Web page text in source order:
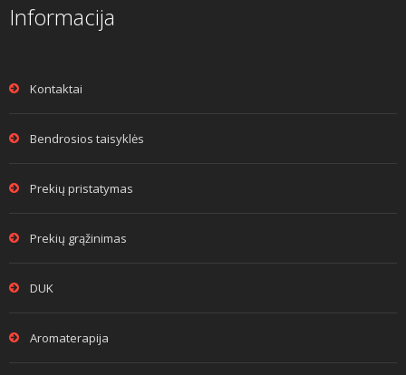
Informacija
Kontaktai
Bendrosios taisyklės
Prekių pristatymas
Prekių grąžinimas
DUK
Aromaterapija